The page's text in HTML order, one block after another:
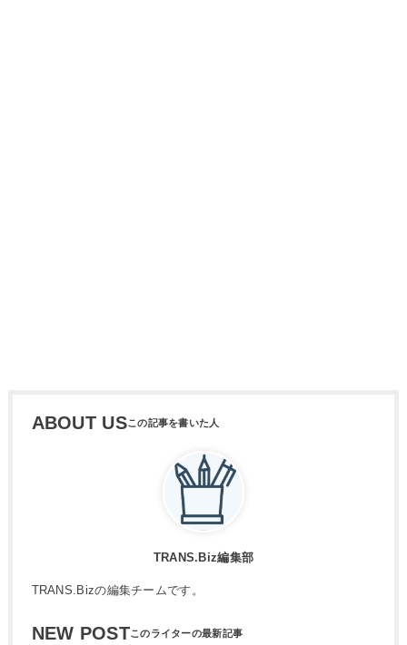
ABOUT US
TRANS.Biz編集部
TRANS.Bizの編集チームです。
NEW POST